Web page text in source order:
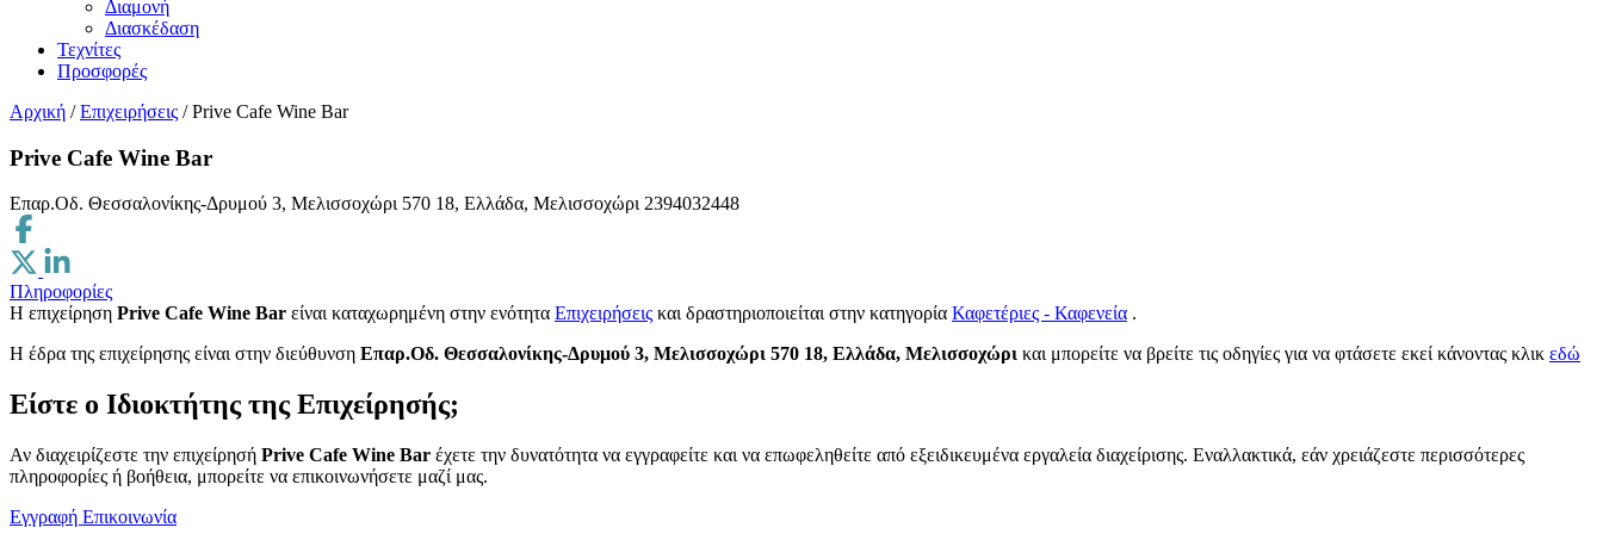
Διαμονή
Διασκέδαση
Τεχνίτες
Προσφορές
Αρχική / Επιχειρήσεις / Prive Cafe Wine Bar
Prive Cafe Wine Bar
Επαρ.Οδ. Θεσσαλονίκης-Δρυμού 3, Μελισσοχώρι 570 18, Ελλάδα, Μελισσοχώρι 2394032448
Πληροφορίες
Η επιχείρηση Prive Cafe Wine Bar είναι καταχωρημένη στην ενότητα Επιχειρήσεις και δραστηριοποιείται στην κατηγορία Καφετέριες - Καφενεία .
H έδρα της επιχείρησης είναι στην διεύθυνση Επαρ.Οδ. Θεσσαλονίκης-Δρυμού 3, Μελισσοχώρι 570 18, Ελλάδα, Μελισσοχώρι και μπορείτε να βρείτε τις οδηγίες για να φτάσετε εκεί κάνοντας κλικ εδώ
Είστε ο Ιδιοκτήτης της Επιχείρησής;
Αν διαχειρίζεστε την επιχείρησή Prive Cafe Wine Bar έχετε την δυνατότητα να εγγραφείτε και να επωφεληθείτε από εξειδικευμένα εργαλεία διαχείρισης. Εναλλακτικά, εάν χρειάζεστε περισσότερες
πληροφορίες ή βοήθεια, μπορείτε να επικοινωνήσετε μαζί μας.
Εγγραφή Επικοινωνία